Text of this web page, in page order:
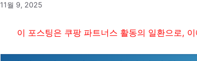
11월 9, 2025
이 포스팅은 쿠팡 파트너스 활동의 일환으로,